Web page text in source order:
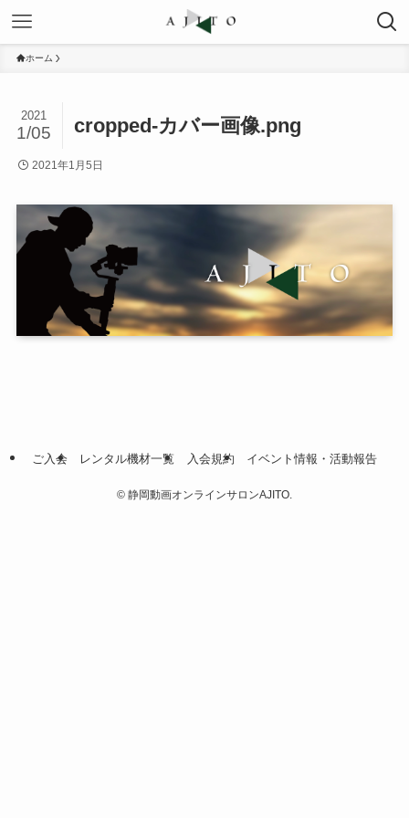
ホーム
cropped-カバー画像.png
2021
1/05
2021年1月5日
ご入会 レンタル機材一覧 入会規約 イベント情報・活動報告
© 静岡動画オンラインサロンAJITO.